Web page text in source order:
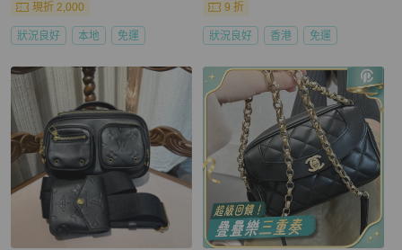
現折 2,000
狀況良好 本地 免運
9 折
狀況良好 香港 免運